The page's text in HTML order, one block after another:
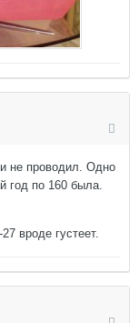
не проводил. Одно
год по 160 была.
вроде густеет.